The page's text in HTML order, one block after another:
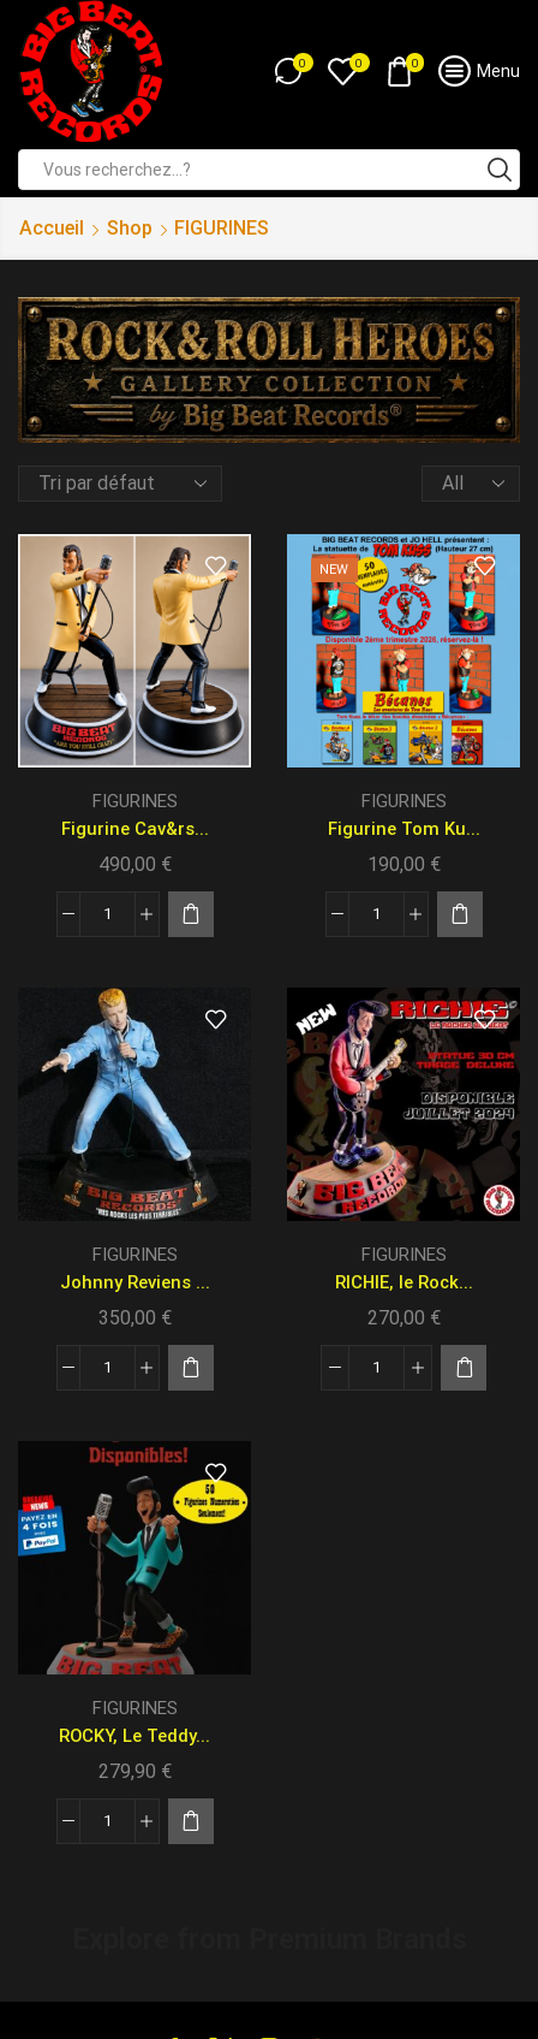
0 0 0 Menu
Accueil Shop FIGURINES
FIGURINES
Figurine Cav&rs...
490,00 €
NEW
FIGURINES
Figurine Tom Ku...
190,00 €
FIGURINES
Johnny Reviens ...
350,00 €
FIGURINES
RICHIE, le Rock...
270,00 €
FIGURINES
ROCKY, Le Teddy...
279,90 €